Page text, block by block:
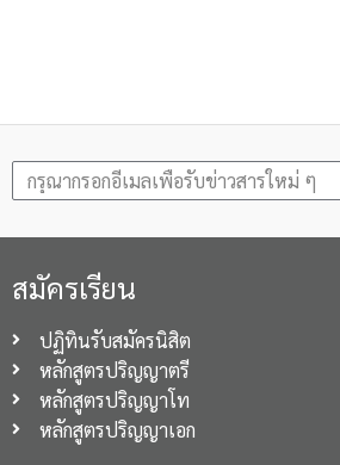
สมัครเรียน
ปฏิทินรับสมัครนิสิต
หลักสูตรปริญญาตรี
หลักสูตรปริญญาโท
หลักสูตรปริญญาเอก